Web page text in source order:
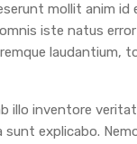
mollit anim id
iste natus
laudantium,
illo inventore
explicabo.